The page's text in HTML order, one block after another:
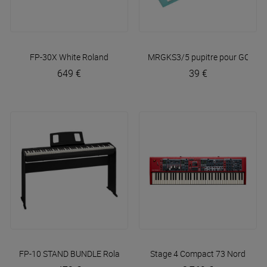
FP-30X White Roland
649 €
MRGKS3/5 pupitre pour
39 €
FP-10 STAND BUNDLE Roland Stage 4 Compact 73 Nord